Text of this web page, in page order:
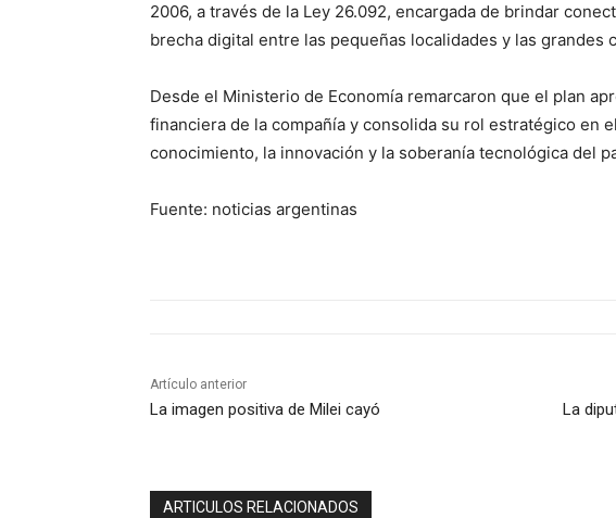
2006, a través de la Ley 26.092, encargada de brindar
brecha digital entre las pequeñas localidades y las grandes
Desde el Ministerio de Economía remarcaron que el plan
financiera de la compañía y consolida su rol estratégico en
conocimiento, la innovación y la soberanía tecnológica del
Fuente: noticias argentinas
Artículo anterior
La imagen positiva de Milei cayó
La
ARTICULOS RELACIONADOS